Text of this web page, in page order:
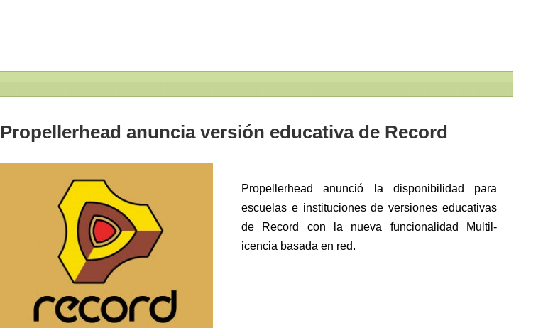
Propellerhead anuncia versión educativa de Record
Propellerhead anunció la disponibilidad para
escuelas e instituciones de versiones educativas
de Record con la nueva funcionalidad Multil-
icencia basada en red.